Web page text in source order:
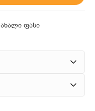
ახალი ფასი